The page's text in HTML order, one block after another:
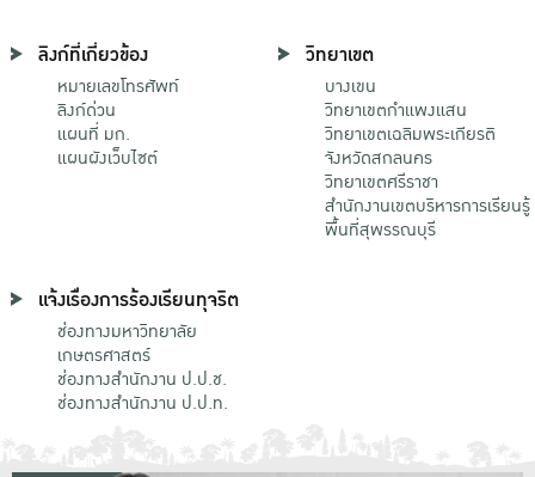
ลิงก์ที่เกี่ยวข้อง
หมายเลขโทรศัพท์
ลิงก์ด่วน
แผนที่ มก.
แผนผังเว็บไซต์
วิทยาเขต
บางเขน
วิทยาเขตกําแพงแสน
วิทยาเขตเฉลิมพระเกียรติ
จังหวัดสกลนคร
วิทยาเขตศรีราชา
สำนักงานเขตบริหารการเรียนรู้
พื้นที่สุพรรณบุรี
แจ้งเรื่องการร้องเรียนทุจริต
ช่องทางมหาวิทยาลัย
เกษตรศาสตร์
ช่องทางสำนักงาน ป.ป.ช.
ช่องทางสำนักงาน ป.ป.ท.